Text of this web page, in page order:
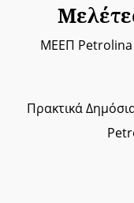
ΜΕΕΠ Petrolina
Πρακτικά